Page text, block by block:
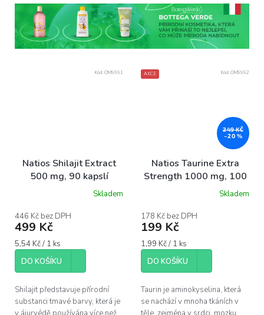
Natios Shilajit Extract
500 mg, 90 kapslí
Skladem
446 Kč bez DPH
499 Kč
Měrná
cena:
5,54 Kč / 1 ks
DO KOŠÍKU
Shilajit představuje přírodní
substanci tmavé barvy, která je
Kód: OM9991 AKCE
249 KČ
–20 %
Natios Taurine Extra
Strength 1000 mg, 100
Skladem
178 Kč bez DPH
199 Kč
Měrná
cena:
1,99 Kč / 1 ks
DO KOŠÍKU
Taurin je aminokyselina, která
se nachází v mnoha tkáních v
Kód: OM9992